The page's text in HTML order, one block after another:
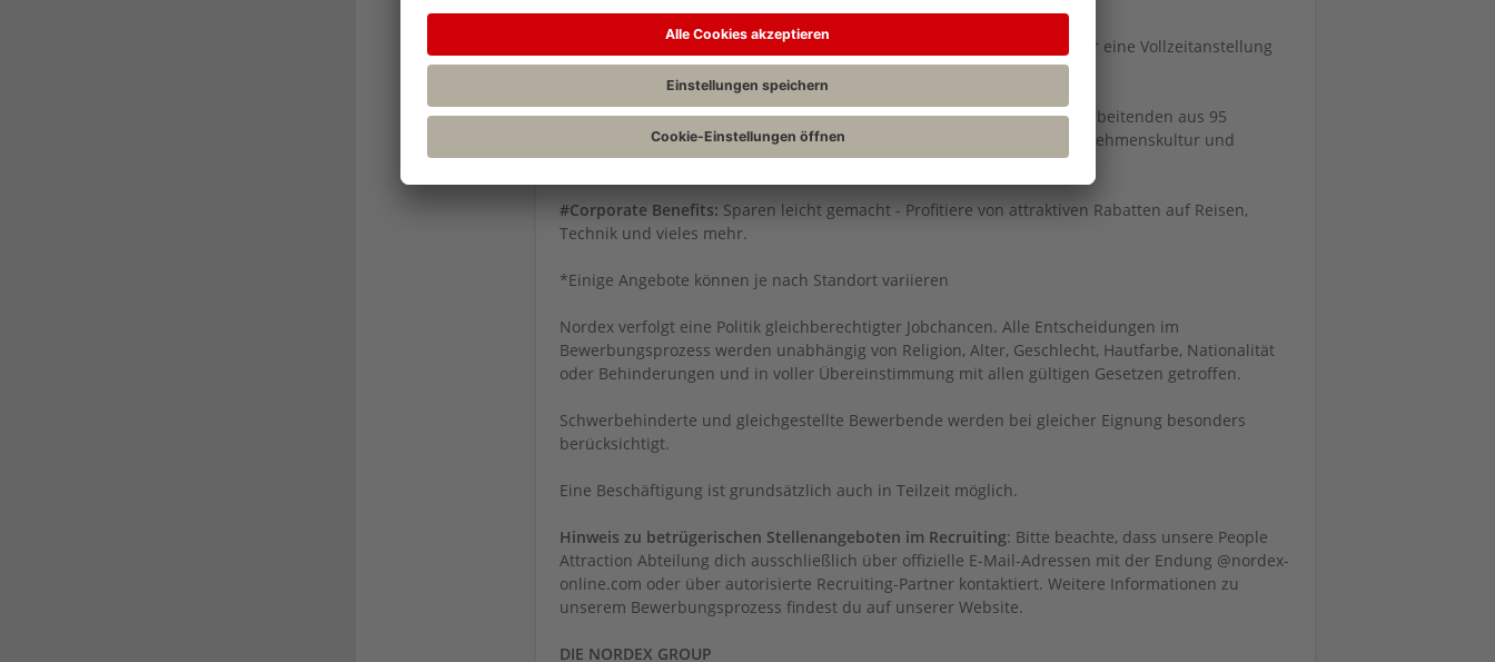
Wer arbeitet, muss auch Urlaub machen - Bei uns hast Du für eine Vollzeitanstellung
Anspruch auf 30 Tage Urlaub pro Jahr sowie den 24.12. und 31.12. frei.
#OneCompany: Gemeinsam erreichen wir mehr - mit über 10.000 Mitarbeitenden aus 95
Nationen legen wir Wert auf eine internationale sowie kollegiale Unternehmenskultur und
fördern diese.
#Corporate Benefits: Sparen leicht gemacht - Profitiere von attraktiven Rabatten auf Reisen,
Technik und vieles mehr.
*Einige Angebote können je nach Standort variieren
Nordex verfolgt eine Politik gleichberechtigter Jobchancen. Alle Entscheidungen im
Bewerbungsprozess werden unabhängig von Religion, Alter, Geschlecht, Hautfarbe, Nationalität
oder Behinderungen und in voller Übereinstimmung mit allen gültigen Gesetzen getroffen.
Schwerbehinderte und gleichgestellte Bewerbende werden bei gleicher Eignung besonders
berücksichtigt.
Eine Beschäftigung ist grundsätzlich auch in Teilzeit möglich.
Hinweis zu betrügerischen Stellenangeboten im Recruiting: Bitte beachte, dass unsere People
Attraction Abteilung dich ausschließlich über offizielle E-Mail-Adressen mit der Endung @nordex-
online.com oder über autorisierte Recruiting-Partner kontaktiert. Weitere Informationen zu
unserem Bewerbungsprozess findest du auf unserer Website.
DIE NORDEX GROUP